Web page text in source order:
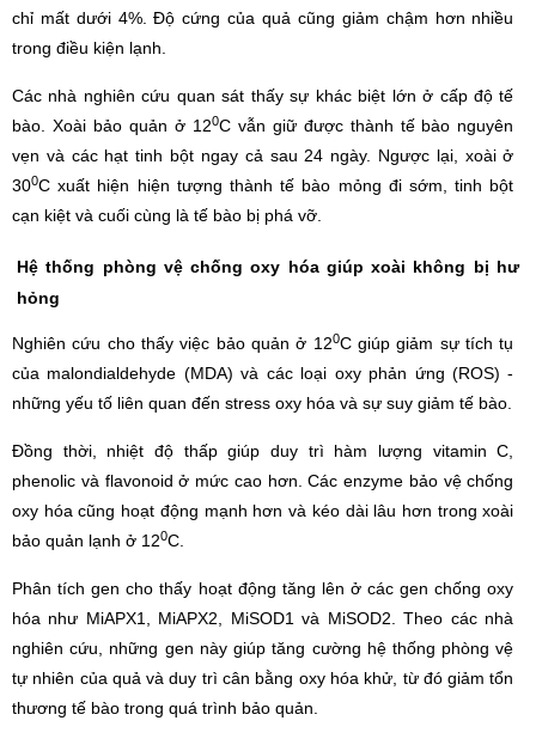
chỉ mất dưới 4%. Độ cứng của quả cũng giảm chậm hơn nhiều
trong điều kiện lạnh.
Các nhà nghiên cứu quan sát thấy sự khác biệt lớn ở cấp độ tế
bào. Xoài bảo quản ở 120C vẫn giữ được thành tế bào nguyên
vẹn và các hạt tinh bột ngay cả sau 24 ngày. Ngược lại, xoài ở
300C xuất hiện hiện tượng thành tế bào mỏng đi sớm, tinh bột
cạn kiệt và cuối cùng là tế bào bị phá vỡ.
Hệ thống phòng vệ chống oxy hóa giúp xoài không bị hư
hỏng
Nghiên cứu cho thấy việc bảo quản ở 120C giúp giảm sự tích tụ
của malondialdehyde (MDA) và các loại oxy phản ứng (ROS) -
những yếu tố liên quan đến stress oxy hóa và sự suy giảm tế bào.
Đồng thời, nhiệt độ thấp giúp duy trì hàm lượng vitamin C,
phenolic và flavonoid ở mức cao hơn. Các enzyme bảo vệ chống
oxy hóa cũng hoạt động mạnh hơn và kéo dài lâu hơn trong xoài
bảo quản lạnh ở 120C.
Phân tích gen cho thấy hoạt động tăng lên ở các gen chống oxy
hóa như MiAPX1, MiAPX2, MiSOD1 và MiSOD2. Theo các nhà
nghiên cứu, những gen này giúp tăng cường hệ thống phòng vệ
tự nhiên của quả và duy trì cân bằng oxy hóa khử, từ đó giảm tổn
thương tế bào trong quá trình bảo quản.